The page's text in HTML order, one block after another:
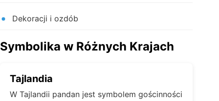
Dekoracji i ozdób
Symbolika w Różnych Krajach
Tajlandia
W Tajlandii pandan jest symbolem gościnności